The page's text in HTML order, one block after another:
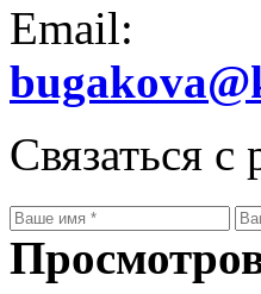
Email:
Связаться с